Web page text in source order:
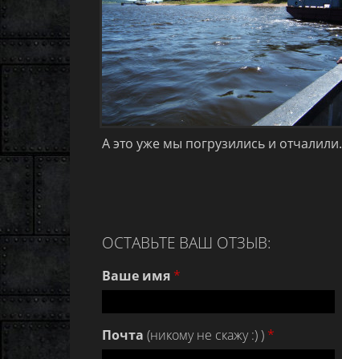
А это уже мы погрузились и отчалили.
ОСТАВЬТЕ ВАШ ОТЗЫВ:
Ваше имя *
Почта (никому не скажу :) ) *